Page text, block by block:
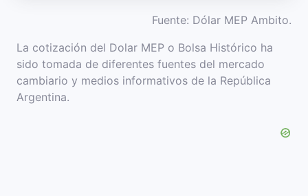
Fuente: Dólar MEP Ambito.
La cotización del Dolar MEP o Bolsa Histórico ha
sido tomada de diferentes fuentes del mercado
cambiario y medios informativos de la República
Argentina.